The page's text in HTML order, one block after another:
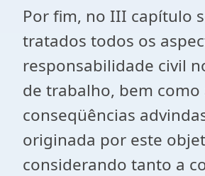
Por fim, no III capítulo
tratados todos os
responsabilidade civil
de trabalho, bem como
conseqüências
originada por este
considerando tanto a